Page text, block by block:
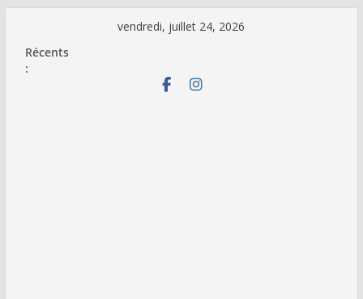
contenu
vendredi, juillet 24, 2026
Récents
: